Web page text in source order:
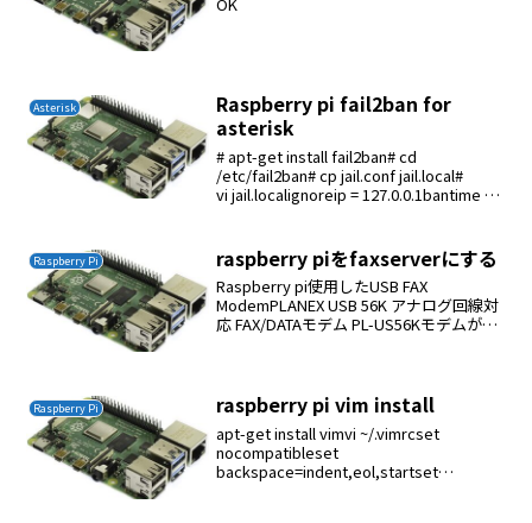
Asterisk
Raspberry pi fail2ban for
asterisk
# apt-get install fail2ban# cd
/etc/fail2ban# cp jail.conf jail.local#
vi jail.localignoreip = 127.0.0.1bantime =
Raspberry Pi raspberry piをfaxserverにする
Raspberry pi使用したUSB FAX
ModemPLANEX USB 56K アナログ回線対
応 FAX/DATAモデム PL-US56Kモデムが認
Raspberry Pi raspberry pi vim install
apt-get install vimvi ~/.vimrcset
nocompatibleset
backspace=indent,eol,startset